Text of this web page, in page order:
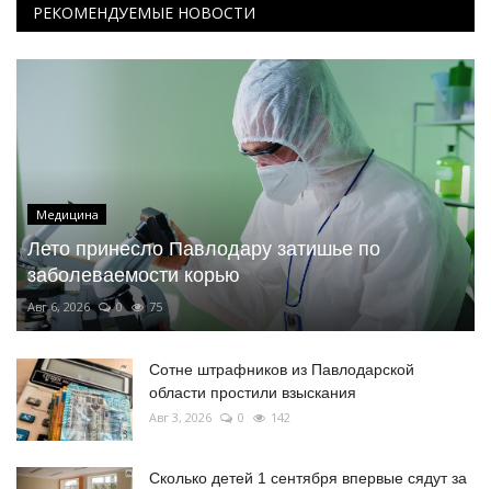
РЕКОМЕНДУЕМЫЕ НОВОСТИ
Медицина
Лето принесло Павлодару затишье по
заболеваемости корью
Авг 6, 2026 0 75
Сотне штрафников из Павлодарской
области простили взыскания
Авг 3, 2026 0 142
Сколько детей 1 сентября впервые сядут за